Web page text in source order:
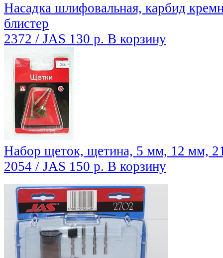
Насадка шлифовальная, карбид
блистер
2372 / JAS 130 р. В корзину
Набор щеток, щетина, 5 мм, 12 мм,
2054 / JAS 150 р. В корзину